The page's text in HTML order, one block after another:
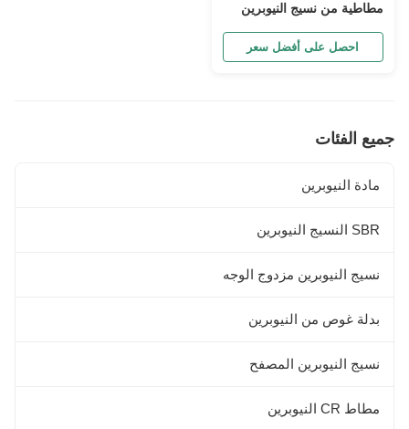
مطاطية من نسيج النيوبرين
اللصق، أحذية وإكسسوارات،
أقمشة مطاطية، أقمشة
احصل على أفضل سعر
جميع الفئات
مادة النيوبرين
SBR النسيج النيوبرين
نسيج النيوبرين مزدوج الوجه
بدلة غوص من النيوبرين
نسيج النيوبرين المصفح
مطاط CR النيوبرين